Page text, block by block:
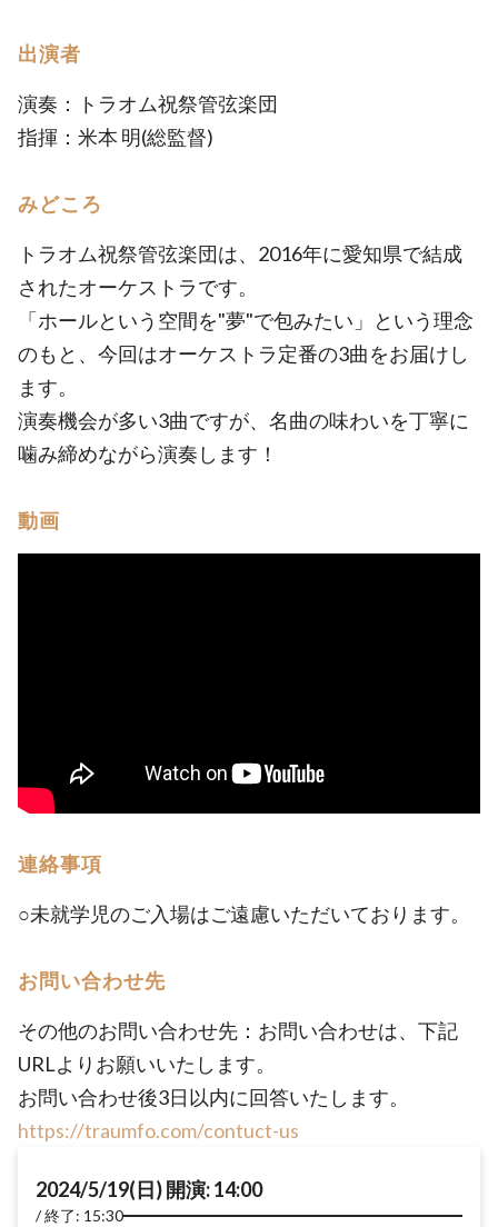
出演者
演奏：トラオム祝祭管弦楽団
指揮：米本 明(総監督)
みどころ
トラオム祝祭管弦楽団は、2016年に愛知県で結成
されたオーケストラです。
「ホールという空間を"夢"で包みたい」という理念
のもと、今回はオーケストラ定番の3曲をお届けし
ます。
演奏機会が多い3曲ですが、名曲の味わいを丁寧に
噛み締めながら演奏します！
動画
連絡事項
○未就学児のご入場はご遠慮いただいております。
お問い合わせ先
その他のお問い合わせ先：お問い合わせは、下記
URLよりお願いいたします。
お問い合わせ後3日以内に回答いたします。
https://traumfo.com/contuct-us
2024/5/19(日) 開演: 14:00
終了: 15:30